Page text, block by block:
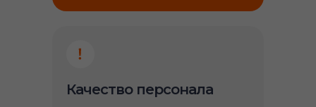
Качество персонала